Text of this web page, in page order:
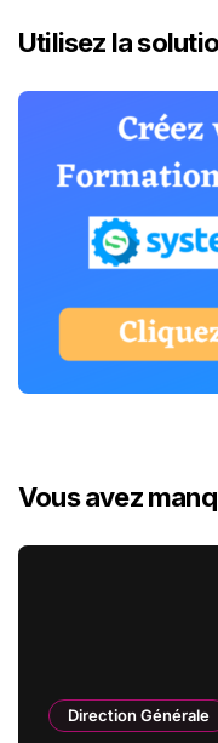
Utilisez la
Vous avez
Direction Générale